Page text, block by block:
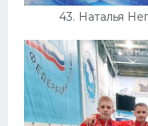
43. Наталья